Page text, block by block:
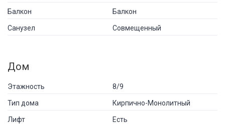
Балкон Балкон
Санузел Совмещенный
Дом
Этажность 8/9
Тип дома Кирпично-Монолитный
Лифт Есть